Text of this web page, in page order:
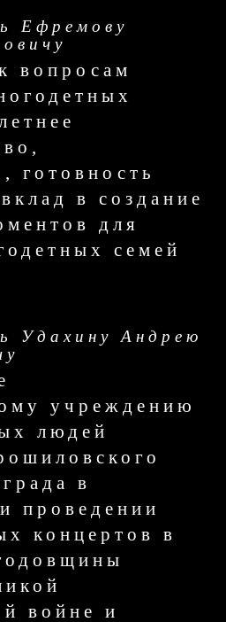
Ефремову
вопросам
готовность
в создание
для
семей
Удахину Андрею
учреждению
людей
в
проведении
концертов в
войне и